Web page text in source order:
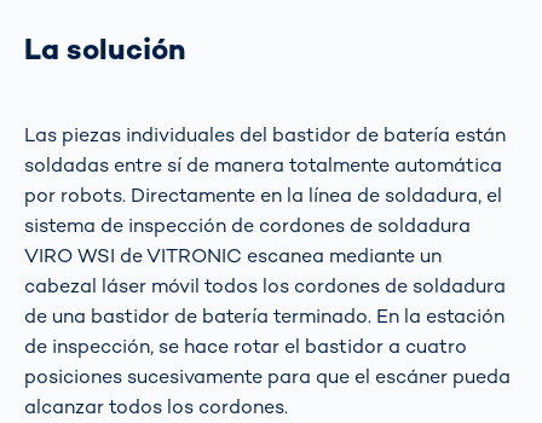
La solución
Las piezas individuales del bastidor de batería están
soldadas entre sí de manera totalmente automática
por robots. Directamente en la línea de soldadura, el
sistema de inspección de cordones de soldadura
VIRO WSI de VITRONIC escanea mediante un
cabezal láser móvil todos los cordones de soldadura
de una bastidor de batería terminado. En la estación
de inspección, se hace rotar el bastidor a cuatro
posiciones sucesivamente para que el escáner pueda
alcanzar todos los cordones.